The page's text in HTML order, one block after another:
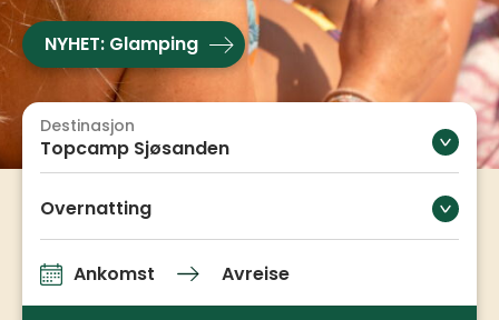
NYHET: Glamping
Topcamp Sjøsanden
Destinasjon
Overnatting
Ankomst og avreise
Ankomst Avreise